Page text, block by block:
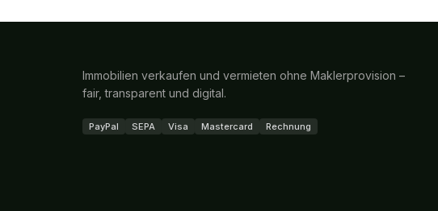
Immobilien verkaufen und vermieten ohne Maklerprovision –
fair, transparent und digital.
PayPal SEPA Visa Mastercard Rechnung